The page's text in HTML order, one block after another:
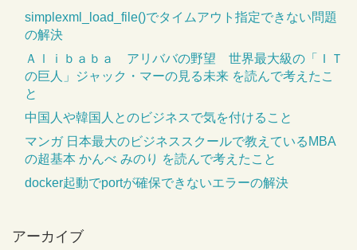
simplexml_load_file()でタイムアウト指定できない問題
の解決
Ａｌｉｂａｂａ アリババの野望 世界最大級の「ＩＴ
の巨人」ジャック・マーの見る未来 を読んで考えたこ
と
中国人や韓国人とのビジネスで気を付けること
マンガ 日本最大のビジネススクールで教えているMBA
の超基本 かんべ みのり を読んで考えたこと
docker起動でportが確保できないエラーの解決
アーカイブ